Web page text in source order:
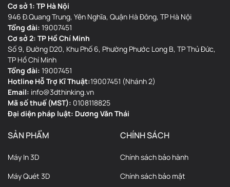
Cơ sở 1: TP Hà Nội
946 Đ.Quang Trung, Yên Nghĩa, Quận Hà Đông, TP Hà Nội
Tổng đài: 19007451
Cơ sở 2: TP Hồ Chí Minh
Số 9, Đường D20, Khu Phố 6, Phường Phước Long B, TP Thủ Đức,
TP Hồ Chí Minh
Tổng đài: 19007451
Hotline Hỗ Trợ Kĩ Thuật:19007451 (Nhánh 2)
Email: info@3dthinking.vn
Mã số thuế (MST): 0108118825
Đại diện pháp luật: Dương Văn Thái
SẢN PHẨM
Máy In 3D
Máy Quét 3D
CHÍNH SÁCH
Chính sách bảo hành
Chính sách bảo mật